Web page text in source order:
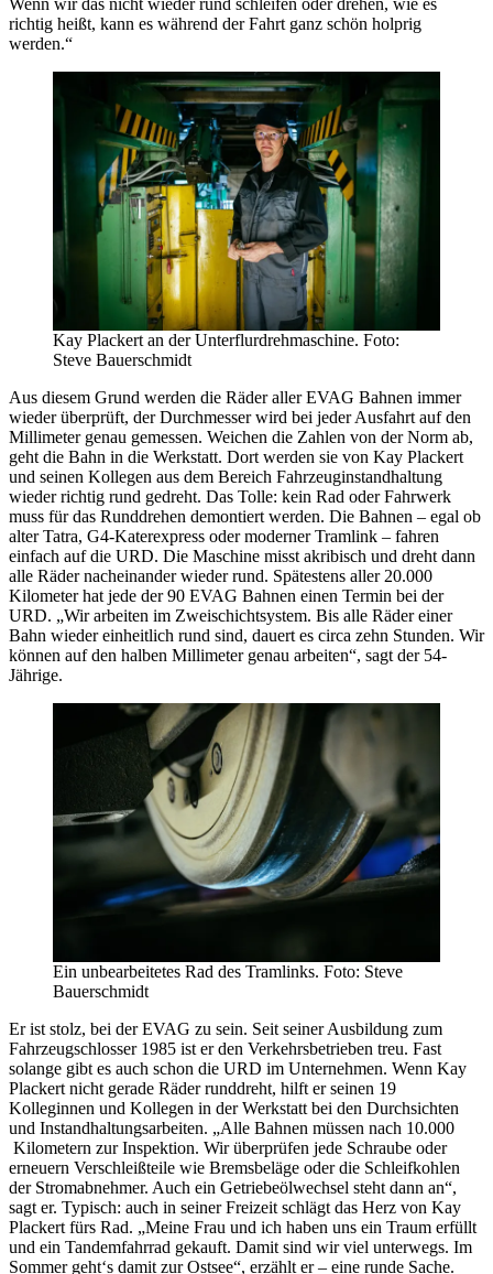
Wenn wir das nicht wieder rund schleifen oder drehen, wie es
richtig heißt, kann es während der Fahrt ganz schön holprig
werden.“
Kay Plackert an der Unterflurdrehmaschine. Foto:
Steve Bauerschmidt
Aus diesem Grund werden die Räder aller EVAG Bahnen immer
wieder überprüft, der Durchmesser wird bei jeder Ausfahrt auf den
Millimeter genau gemessen. Weichen die Zahlen von der Norm ab,
geht die Bahn in die Werkstatt. Dort werden sie von Kay Plackert
und seinen Kollegen aus dem Bereich Fahrzeuginstandhaltung
wieder richtig rund gedreht. Das Tolle: kein Rad oder Fahrwerk
muss für das Runddrehen demontiert werden. Die Bahnen – egal ob
alter Tatra, G4-Katerexpress oder moderner Tramlink – fahren
einfach auf die URD. Die Maschine misst akribisch und dreht dann
alle Räder nacheinander wieder rund. Spätestens aller 20.000
Kilometer hat jede der 90 EVAG Bahnen einen Termin bei der
URD. „Wir arbeiten im Zweischichtsystem. Bis alle Räder einer
Bahn wieder einheitlich rund sind, dauert es circa zehn Stunden. Wir
können auf den halben Millimeter genau arbeiten“, sagt der 54-
Jährige.
Ein unbearbeitetes Rad des Tramlinks. Foto: Steve
Bauerschmidt
Er ist stolz, bei der EVAG zu sein. Seit seiner Ausbildung zum
Fahrzeugschlosser 1985 ist er den Verkehrsbetrieben treu. Fast
solange gibt es auch schon die URD im Unternehmen. Wenn Kay
Plackert nicht gerade Räder runddreht, hilft er seinen 19
Kolleginnen und Kollegen in der Werkstatt bei den Durchsichten
und Instandhaltungsarbeiten. „Alle Bahnen müssen nach 10.000
Kilometern zur Inspektion. Wir überprüfen jede Schraube oder
erneuern Verschleißteile wie Bremsbeläge oder die Schleifkohlen
der Stromabnehmer. Auch ein Getriebeölwechsel steht dann an“,
sagt er. Typisch: auch in seiner Freizeit schlägt das Herz von Kay
Plackert fürs Rad. „Meine Frau und ich haben uns ein Traum erfüllt
und ein Tandemfahrrad gekauft. Damit sind wir viel unterwegs. Im
Sommer geht‘s damit zur Ostsee“, erzählt er – eine runde Sache.